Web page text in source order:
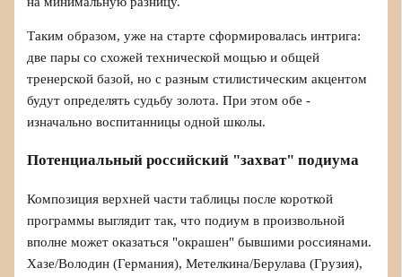
Таким образом, уже на старте сформировалась интрига:
две пары со схожей технической мощью и общей
тренерской базой, но с разным стилистическим акцентом
будут определять судьбу золота. При этом обе -
изначально воспитанницы одной школы.
Потенциальный российский "захват" подиума
Композиция верхней части таблицы после короткой
программы выглядит так, что подиум в произвольной
вполне может оказаться "окрашен" бывшими россиянами.
Хазе/Володин (Германия), Метелкина/Берулава (Грузия),